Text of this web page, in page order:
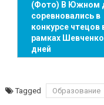
(Фото) В Южном
соревновались в
конкурсе чтецов
рамках
дней
Tagged Образование